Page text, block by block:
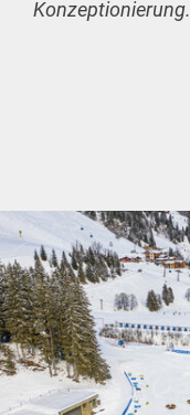
Konzeptionierung.